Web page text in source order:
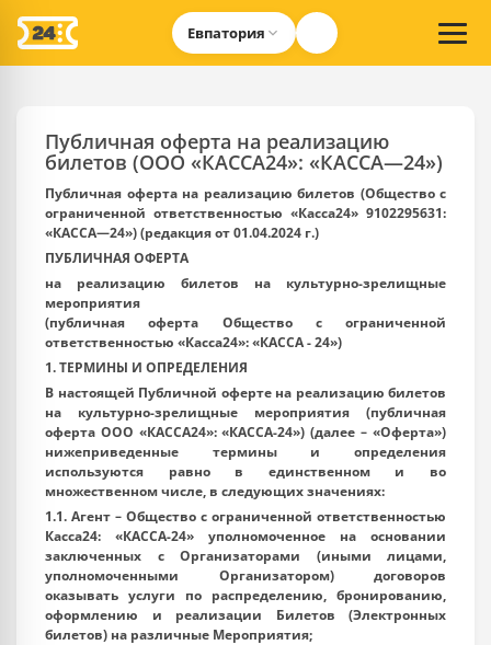
Евпатория
Публичная оферта на реализацию
билетов (ООО «КАССА24»: «КАССА—24»)
Публичная оферта на реализацию билетов (Общество с
ограниченной ответственностью «Касса24» 9102295631:
«КАССА—24») (редакция от 01.04.2024 г.)
ПУБЛИЧНАЯ ОФЕРТА
на реализацию билетов на культурно-зрелищные
мероприятия
(публичная оферта Общество с ограниченной
ответственностью «Касса24»: «КАССА - 24»)
1. ТЕРМИНЫ И ОПРЕДЕЛЕНИЯ
В настоящей Публичной оферте на реализацию билетов
на культурно-зрелищные мероприятия (публичная
оферта ООО «КАССА24»: «КАССА-24») (далее – «Оферта»)
нижеприведенные термины и определения
используются равно в единственном и во
множественном числе, в следующих значениях:
1.1. Агент – Общество с ограниченной ответственностью
Касса24: «КАССА-24» уполномоченное на основании
заключенных с Организаторами (иными лицами,
уполномоченными Организатором) договоров
оказывать услуги по распределению, бронированию,
оформлению и реализации Билетов (Электронных
билетов) на различные Мероприятия;